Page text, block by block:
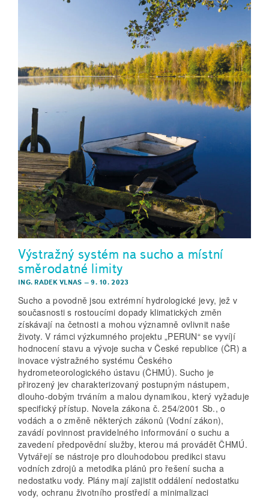
Výstražný systém na sucho a místní
směrodatné limity
ING. RADEK VLNAS –9. 10. 2023
Sucho a povodně jsou extrémní hydrologické jevy, jež v
současnosti s rostoucími dopady klimatických změn
získávají na četnosti a mohou významně ovlivnit naše
životy. V rámci výzkumného projektu „PERUN“ se vyvíjí
hodnocení stavu a vývoje sucha v České republice (ČR) a
inovace výstražného systému Českého
hydrometeorologického ústavu (ČHMÚ). Sucho je
přirozený jev charakterizovaný postupným nástupem,
dlouho-dobým trváním a malou dynamikou, který vyžaduje
specifický přístup. Novela zákona č. 254/2001 Sb., o
vodách a o změně některých zákonů (Vodní zákon),
zavádí povinnost pravidelného informování o suchu a
zavedení předpovědní služby, kterou má provádět ČHMÚ.
Vytvářejí se nástroje pro dlouhodobou predikci stavu
vodních zdrojů a metodika plánů pro řešení sucha a
nedostatku vody. Plány mají zajistit oddálení nedostatku
vody, ochranu životního prostředí a minimalizaci